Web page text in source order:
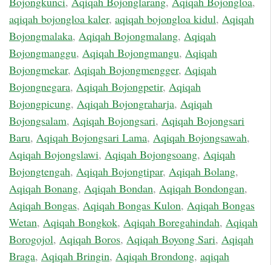
aqiqah bojongloa kaler, aqiqah bojongloa kidul, Aqiqah
Bojongmalaka, Aqiqah Bojongmalang, Aqiqah
Bojongmanggu, Aqiqah Bojongmangu, Aqiqah
Bojongmekar, Aqiqah Bojongmengger, Aqiqah
Bojongnegara, Aqiqah Bojongpetir, Aqiqah
Bojongpicung, Aqiqah Bojongraharja, Aqiqah
Bojongsalam, Aqiqah Bojongsari, Aqiqah Bojongsari
Baru, Aqiqah Bojongsari Lama, Aqiqah Bojongsawah,
Aqiqah Bojongslawi, Aqiqah Bojongsoang, Aqiqah
Bojongtengah, Aqiqah Bojongtipar, Aqiqah Bolang,
Aqiqah Bonang, Aqiqah Bondan, Aqiqah Bondongan,
Aqiqah Bongas, Aqiqah Bongas Kulon, Aqiqah Bongas
Wetan, Aqiqah Bongkok, Aqiqah Boregahindah, Aqiqah
Borogojol, Aqiqah Boros, Aqiqah Boyong Sari, Aqiqah
Braga, Aqiqah Bringin, Aqiqah Brondong, aqiqah